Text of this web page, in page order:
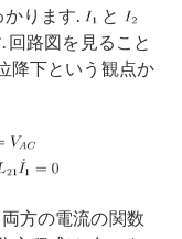
ります.
と
回路図を見ること
降下という観点か
方の電流の関数